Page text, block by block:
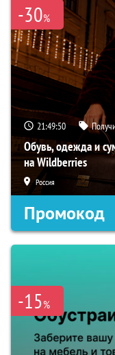
-30%
21:49:49
Обувь, одежда и
на Wildberries
Россия
Промокод
-15%